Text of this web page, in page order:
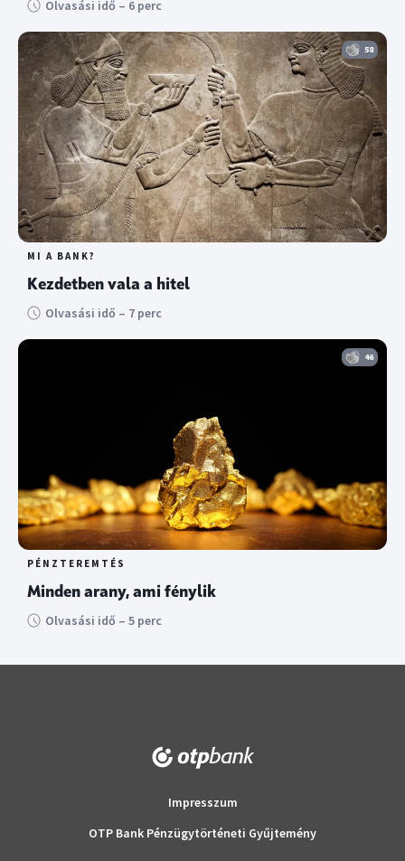
Olvasási idő – 6 perc
58
MI A BANK?
Kezdetben vala a hitel
Olvasási idő – 7 perc
46
PÉNZTEREMTÉS
Minden arany, ami fénylik
Olvasási idő – 5 perc
Impresszum
OTP Bank Pénzügytörténeti Gyűjtemény